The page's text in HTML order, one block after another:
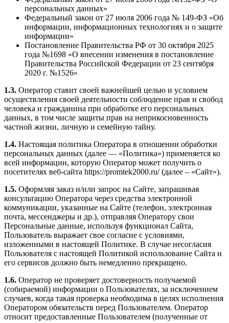
персональных данных»
Федеральный закон от 27 июля 2006 года № 149-ФЗ «Об
информации, информационных технологиях и о защите
информации»
Постановление Правительства РФ от 30 октября 2025
года №1698 «О внесении изменения в постановление
Правительства Российской Федерации от 23 сентября
2020 г. №1526»
1.3. Оператор ставит своей важнейшей целью и условием
осуществления своей деятельности соблюдение прав и свобод
человека и гражданина при обработке его персональных
данных, в том числе защиты прав на неприкосновенность
частной жизни, личную и семейную тайну.
1.4. Настоящая политика Оператора в отношении обработки
персональных данных (далее — «Политика») применяется ко
всей информации, которую Оператор может получить о
посетителях веб-сайта https://promtek2000.ru/ (далее – «Сайт»).
1.5. Оформляя заказ и/или запрос на Сайте, запрашивая
консультацию Оператора через средства электронной
коммуникации, указанные на Сайте (телефон, электронная
почта, мессенджеры и др.), отправляя Оператору свои
Персональные данные, используя функционал Сайта,
Пользователь выражает свое согласие с условиями,
изложенными в настоящей Политике. В случае несогласия
Пользователя с настоящей Политикой использование Сайта и
его сервисов должно быть немедленно прекращено.
1.6. Оператор не проверяет достоверность получаемой
(собираемой) информации о Пользователях, за исключением
случаев, когда такая проверка необходима в целях исполнения
Оператором обязательств перед Пользователем. Оператор
относит предоставленные Пользователем (полученные от